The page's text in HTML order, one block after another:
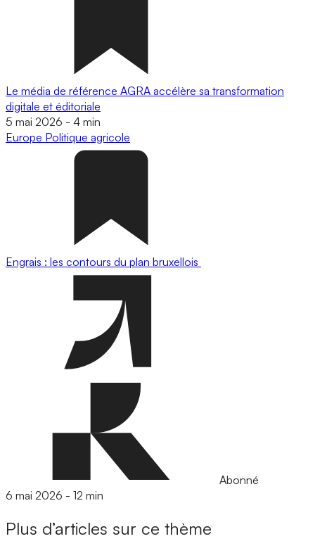
Le média de référence AGRA accélère sa transformation
digitale et éditoriale
5 mai 2026 - 4 min
Europe Politique agricole
Engrais : les contours du plan bruxellois
Abonné
6 mai 2026 - 12 min
Plus d’articles sur ce thème